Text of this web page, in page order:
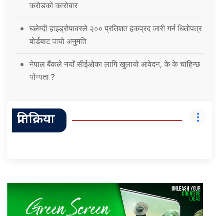
करोडको कारोबार
घलेम्दी हाइड्रोपावरले २०० प्रतिशत हकप्रद जारी गर्न धितोपत्र
बोर्डबाट पायो अनुमति
नेपाल बैंकले नयाँ सीईओका लागि खुलायो आवेदन, के के चाहिन्छ
योग्यता ?
प्रतिक्रिया